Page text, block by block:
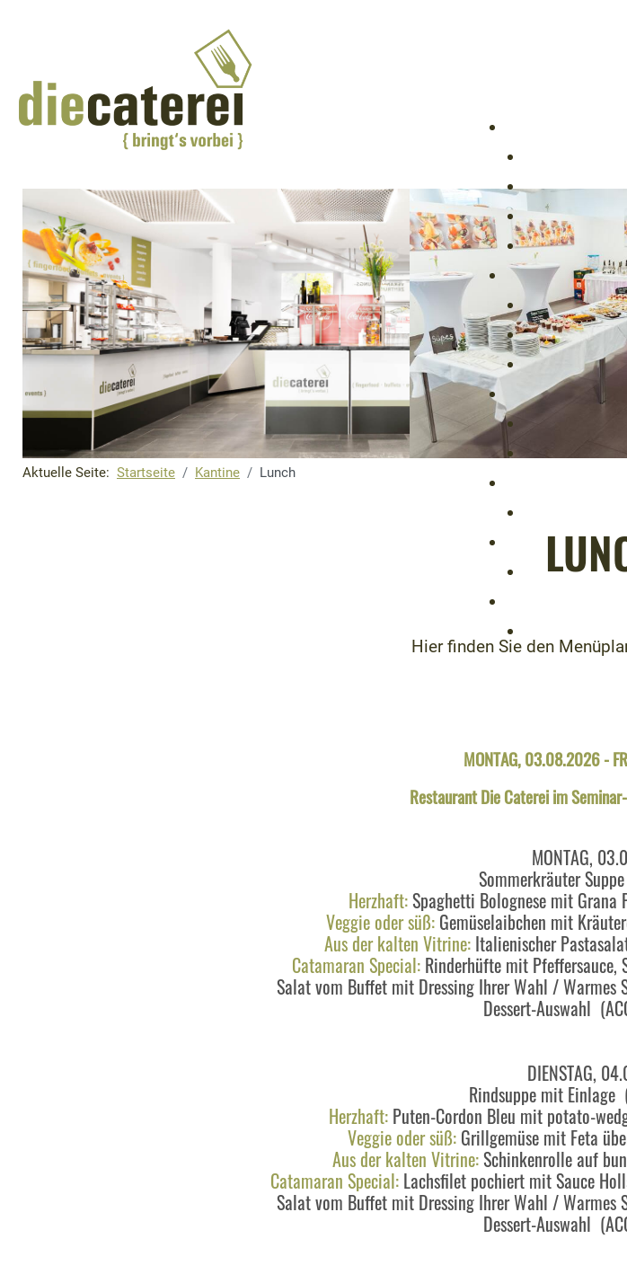
Aktuelle Seite: Startseite Kantine Lunch
Hier finden Sie den
MONTAG, 03.08.2026 -
Restaurant Die Caterei im
MONTAG,
Sommerkräuter
Herzhaft:Spaghetti Bolognese mit
Veggie oder süß:Gemüselaibchen mit
Aus der kalten Vitrine:Italienischer
Catamaran Special:Rinderhüfte mit Pfeffersauce,
Salat vom Buffet mit Dressing Ihrer Wahl /
Dessert-Auswahl
DIENSTAG,
Rindsuppe mit
Herzhaft: Puten-Cordon Bleu mit potato-
Veggie oder süß: Grillgemüse mit Feta
Aus der kalten Vitrine:Schinkenrolle auf
Catamaran Special: Lachsfilet pochiert mit Sauce
Salat vom Buffet mit Dressing Ihrer Wahl /
Dessert-Auswahl